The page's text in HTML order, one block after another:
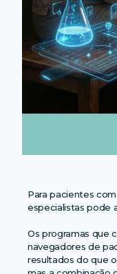
Para pacientes
especialistas pode
Os programas que
navegadores de
resultados do que